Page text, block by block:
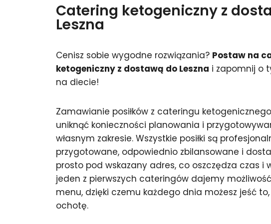
Catering ketogeniczny z
Leszna
Cenisz sobie wygodne rozwiązania? Postaw na
ketogeniczny z dostawą do Leszna i zapomnij o
na diecie!
Zamawianie posiłków z cateringu
uniknąć konieczności planowania i
własnym zakresie. Wszystkie posiłki są
przygotowane, odpowiednio zbilansowane i
prosto pod wskazany adres, co oszczędza czas i
jeden z pierwszych cateringów dajemy
menu, dzięki czemu każdego dnia możesz jeść
ochotę.